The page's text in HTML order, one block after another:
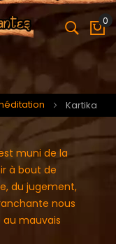
0
Kartika
muni de la
à bout de
du jugement,
nous
mauvais